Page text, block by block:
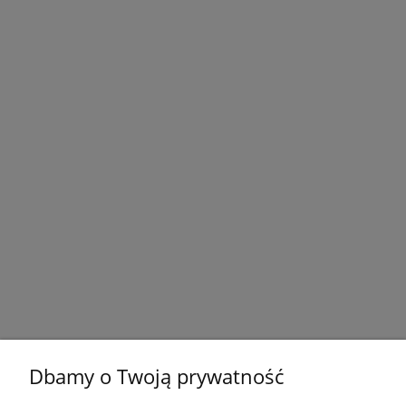
Dbamy o Twoją prywatność